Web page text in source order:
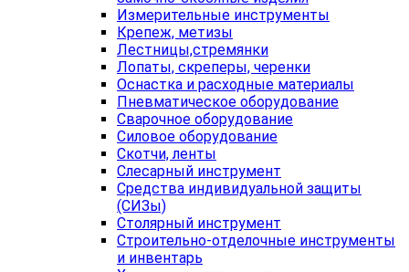
Измерительные инструменты
Крепеж, метизы
Лестницы,стремянки
Лопаты, скреперы, черенки
Оснастка и расходные материалы
Пневматическое оборудование
Сварочное оборудование
Силовое оборудование
Скотчи, ленты
Слесарный инструмент
Средства индивидуальной защиты
(СИЗы)
Столярный инструмент
Строительно-отделочные инструменты
и инвентарь